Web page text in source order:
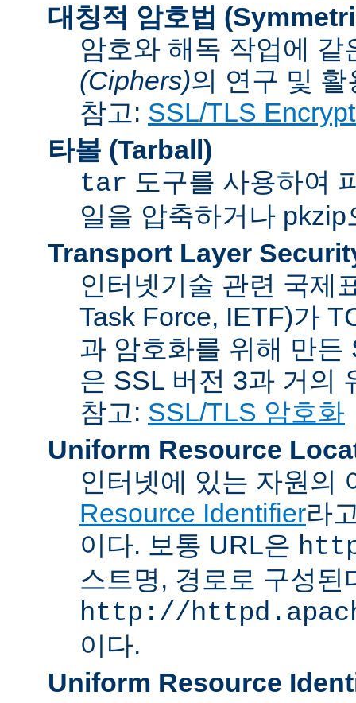
대칭적 암호법
암호와 해독 작업에
(Ciphers)의 연구 및 활
참고: SSL/TLS
타볼 (Tarball)
tar 도구를 사용하여
일을 압축하거나
Transport Layer
인터넷기술 관련 국제
Task Force, IETF)가
과 암호화를 위해 만
은 SSL 버전 3과 거의
참고: SSL/TLS 암호화
Uniform Resource
인터넷에 있는 자원의
Resource Identifier라
이다. 보통 URL은
스트명, 경로로 구성
http://
이다.
Uniform Resource